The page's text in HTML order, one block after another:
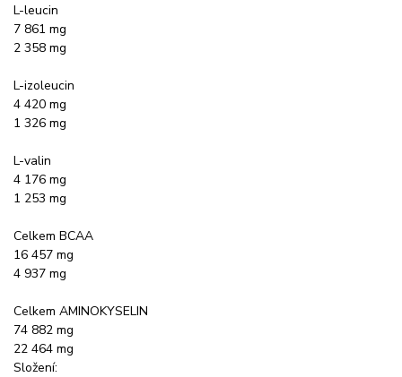
L-leucin
7 861 mg
2 358 mg
L-izoleucin
4 420 mg
1 326 mg
L-valin
4 176 mg
1 253 mg
Celkem BCAA
16 457 mg
4 937 mg
Celkem AMINOKYSELIN
74 882 mg
22 464 mg
Složení: